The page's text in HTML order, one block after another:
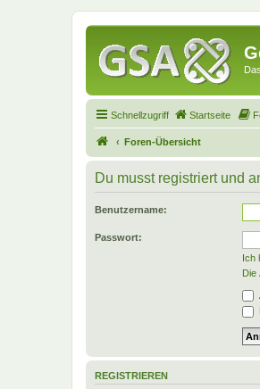
Schnellzugriff Startseite
Foren-Übersicht
Du musst registriert und
Benutzername:
Passwort:
Ich
Die
REGISTRIEREN